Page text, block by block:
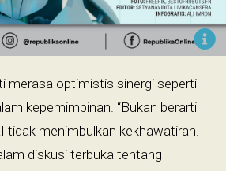
merasa optimistis sinergi seperti
kepemimpinan. “Bukan berarti
tidak menimbulkan kekhawatiran.
diskusi terbuka tentang